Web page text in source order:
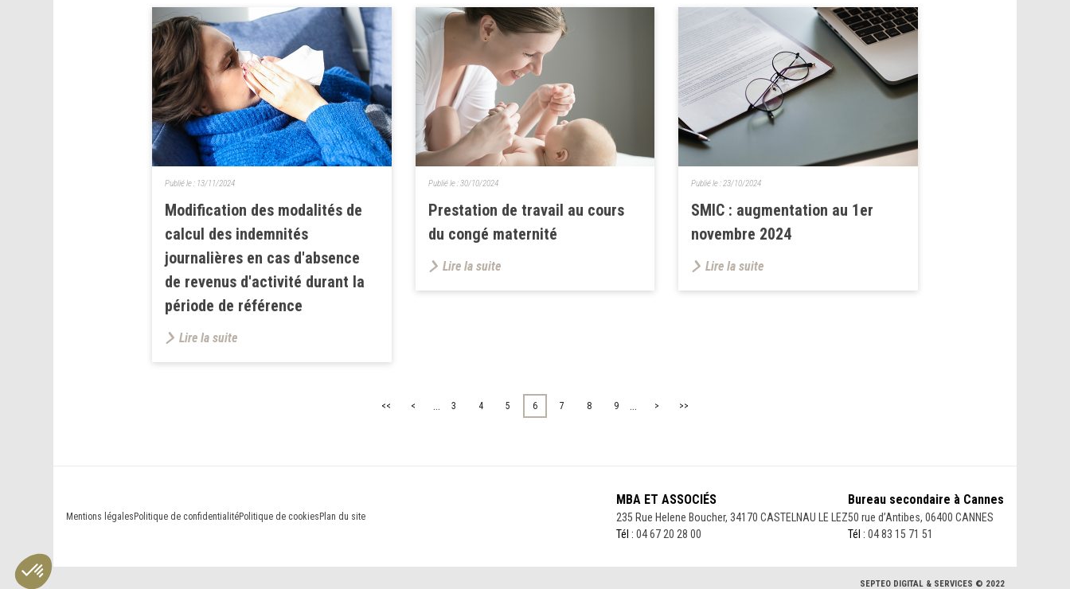
Modification des modalités de
calcul des indemnités
journalières en cas d'absence
de revenus d'activité durant la
période de référence
Publié le : 13/11/2024
Lire la suite
Prestation de travail au cours
du congé maternité
Publié le :30/10/2024
Lire la suite
SMIC : augmentation au 1er
novembre 2024
Publié le :23/10/2024
Lire la suite
<< < ... 3 4 5 6 7 8 9 ... > >>
Mentions légales Politique de confidentialitéPolitique de cookies Plan du site
MBA ET ASSOCIÉS
235 Rue Helene Boucher, 34170 CASTELNAU LE LEZ
Tél : 04 67 20 28 00
Bureau secondaire à Cannes
50 rue d’Antibes, 06400 CANNES
Tél : 04 83 15 71 51
SEPTEO DIGITAL & SERVICES © 2022